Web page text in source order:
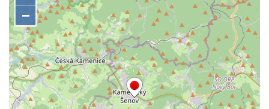
Mikulášovicích
Wäberův kříž v zahradě domu čp. 184 v
Mikulášovicích
Kříž na louce v horních Mikulášovicích
Posteltův kříž naproti domu ev.č. 29 v
Mikulášovicích